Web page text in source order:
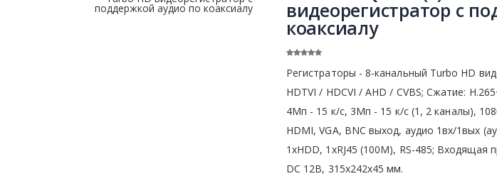
видеорегистратор c
коаксиалу
Регистраторы - 8-канальный Turbo HD
HDTVI / HDCVI / AHD / CVBS; Сжатие:
4Мп - 15 к/с, 3Мп - 15 к/с (1, 2 каналы),
HDMI, VGA, BNC выход, аудио 1вх/1вых
1хHDD, 1xRJ45 (100M), RS-485; Входящая
DC 12В, 315x242x45 мм.